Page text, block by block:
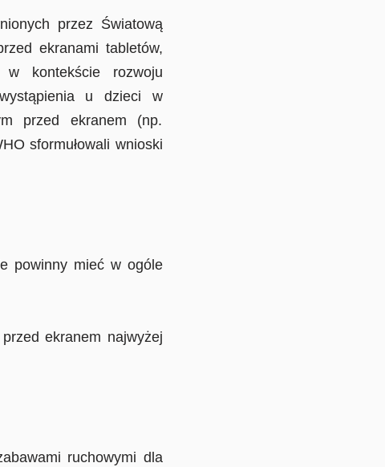
przez Światową
ekranami tabletów,
w kontekście rozwoju
u dzieci w
przed ekranem (np.
sformułowali wnioski
powinny mieć w ogóle
ekranem najwyżej
ruchowymi dla